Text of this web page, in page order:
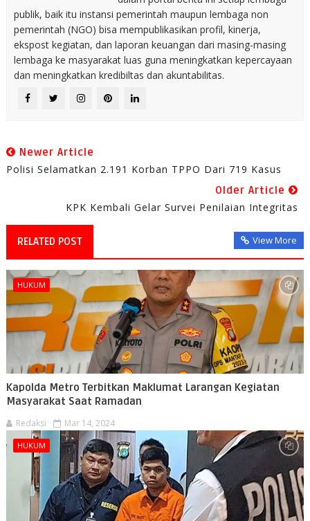
publik, baik itu instansi pemerintah maupun lembaga non
pemerintah (NGO) bisa mempublikasikan profil, kinerja,
ekspost kegiatan, dan laporan keuangan dari masing-masing
lembaga ke masyarakat luas guna meningkatkan kepercayaan
dan meningkatkan kredibiltas dan akuntabilitas.
Newer Article
Polisi Selamatkan 2.191 Korban TPPO Dari 719 Kasus
Older Article
KPK Kembali Gelar Survei Penilaian Integritas
RELATED POST View More
HUKUM
Kapolda Metro Terbitkan Maklumat Larangan Kegiatan
Masyarakat Saat Ramadan
Redaksi Mar 14, 2024
HUKUM